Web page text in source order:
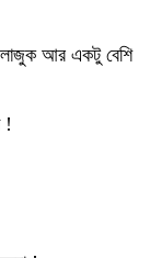
আর একটু বেশি
!